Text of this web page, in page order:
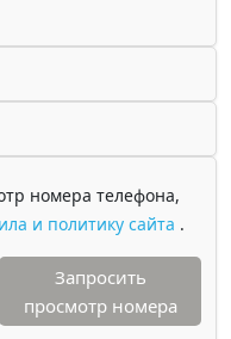
номера телефона,
и политику сайта .
Запросить
просмотр номера